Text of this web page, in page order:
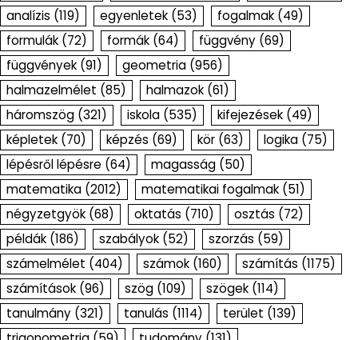
analízis (119) egyenletek (53) fogalmak (49)
formulák (72) formák (64) függvény (69)
függvények (91) geometria (956)
halmazelmélet (85) halmazok (61)
háromszög (321) iskola (535) kifejezések (49)
képletek (70) képzés (69) kör (63) logika (75)
lépésről lépésre (64) magasság (50)
matematika (2012) matematikai fogalmak (51)
négyzetgyök (68) oktatás (710) osztás (72)
példák (186) szabályok (52) szorzás (59)
számelmélet (404) számok (160) számítás (1175)
számítások (96) szög (109) szögek (114)
tanulmány (321) tanulás (1114) terület (139)